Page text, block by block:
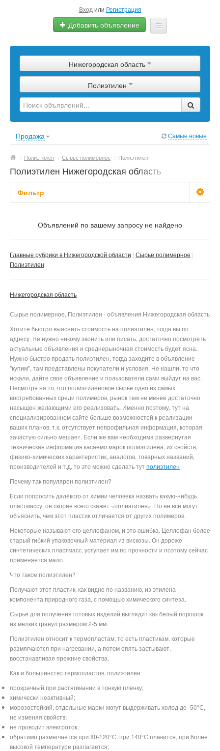
Вход или Регистрация
Добавить объявление
Сырье
Изделия
Оборудование
Нижегородская область
Полиэтилен
Продажа Самые новые
/ Полиэтилен / Сырье полимерное / Полиэтилен
Полиэтилен Нижегородская область
Фильтр
Не важно
Не важно
Частные
Объявлений по вашему запросу не найдено
Главные рубрики в Нижегородской области Сырье полимерное
Полиэтилен
Нижегородская область
Сырье полимерное, Полиэтилен - объявления Нижегородская область
Хотите быстро выяснить стоимость на полиэтилен, тогда вы по
адресу. Не нужно никому звонить или писать, достаточно посмотреть
актуальные объявления и среднерыночная стоимость будет ясна.
Нужно быстро продать полиэтилен, тогда заходите в объявление
"купим", там представлены покупатели и условия. Не нашли, то что
искали, дайте свое объявление и пользователи сами выйдут на вас.
Несмотря на то, что полиэтиленовое сырье одно из самых
востребованных среди полимеров, рынок тем не менее достаточно
насыщен желающими его реализовать. Именно поэтому, тут на
специализированном сайте больше возможностей к реализации
ваших планов, т.к. отсутствует непрофильная информация, которая
зачастую сильно мешает. Если же вам необходима развернутая
техническая информация касаемо марок полиэтилена, их свойств,
физико-химических характеристик, аналогов, товарных названий,
производителей и т.д. то это можно сделать тутполиэтилен
Почему так популярен полиэтилен?
Если попросить далёкого от химии человека назвать какую-нибудь
пластмассу, он скорее всего скажет «полиэтилен». Но не все могут
объяснить, чем этот пластик отличается от других полимеров.
Некоторые называют его целлофаном, и это ошибка. Целлофан более
старый гибкий упаковочный материал из вискозы. Он дороже
синтетических пластмасс, уступает им по прочности и поэтому сейчас
применяется мало.
Что такое полиэтилен?
Получают этот пластик, как видно по названию, из этилена –
компонента природного газа, с помощью химического синтеза.
Сырьё для получения готовых изделий выглядит как белый порошок
из мелких гранул размером 2-5 мм.
Полиэтилен относит к термопластам, то есть пластикам, которые
размягчаются при нагревании, а потом опять застывают,
восстанавливая прежние свойства.
Как и большинство термопластов, полиэтилен:
прозрачный при растягивании в тонкую плёнку;
химически неактивный;
морозостойкий, отдельные марки могут выдерживать холод до -50°С,
не изменяя свойств;
не проводит электроток;
обратимо размягчается при 80-120°С, при 140°С плавится, при более
высокой температуре разлагается;